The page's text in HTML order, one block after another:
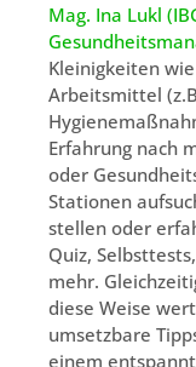
Mag. Ina Lukl
Kleinigkeiten
Arbeitsmittel
Erfahrung nach
oder
Stationen
stellen oder
Quiz,
mehr.
diese Weise
umsetzbare
einem